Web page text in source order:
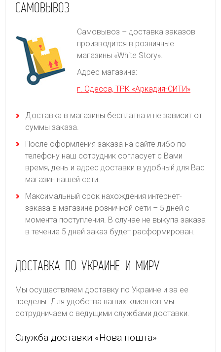
САМОВЫВОЗ
Самовывоз – доставка заказов
производится в розничные
магазины «White Story».
Адрес магазина:
г. Одесса, ТРК «Аркадия-СИТИ»
Доставка в магазины бесплатна и не зависит от
суммы заказа.
После оформления заказа на сайте либо по
телефону наш сотрудник согласует с Вами
время, день и адрес доставки в удобный для Вас
магазин нашей сети.
Максимальный срок нахождения интернет-
заказа в магазине розничной сети – 5 дней с
момента поступления. В случае не выкупа заказа
в течение 5 дней заказ будет расформирован.
ДОСТАВКА ПО УКРАИНЕ И МИРУ
Мы осуществляем доставку по Украине и за ее
пределы. Для удобства наших клиентов мы
сотрудничаем с ведущими службами доставки.
Служба доставки «Нова пошта»